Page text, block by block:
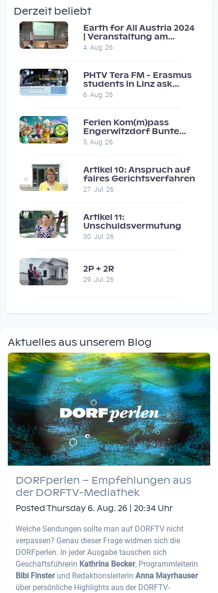
Vor 2 weeks 4 days
Coole Sendung, tolle…
Vor 1 month 2 weeks
Eure Show war super :-)…
Vor 1 month 2 weeks
Derzeit beliebt
Earth for All Austria 2024
| Veranstaltung am
8.7.2024
4. Aug. 26
PHTV Tera FM - Erasmus
students in Linz ask
people on road for
recommendations
6. Aug. 26
Ferien Kom(m)pass
Engerwitzdorf Bunte
Hundestunde
5. Aug. 26
Artikel 10: Anspruch auf
faires Gerichtsverfahren
27. Jul. 26
Artikel 11:
Unschuldsvermutung
30. Jul. 26
2P + 2R
29. Jul. 26
Aktuelles aus unserem Blog
DORFperlen – Empfehlungen aus
der DORFTV-Mediathek
Posted Thursday 6. Aug. 26 | 20:34 Uhr
Welche Sendungen sollte man auf DORFTV nicht
verpassen? Genau dieser Frage widmen sich die
DORFperlen. In jeder Ausgabe tauschen sich
Geschäftsführerin Kathrina Becker, Programmleiterin
Bibi Finster und Redaktionsleiterin Anna Mayrhauser
über persönliche Highlights aus der DORFTV-